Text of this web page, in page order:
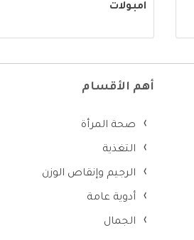
امبولات
أهم الأقسام
صحة المرأة
التغذية
الرجيم وإنقاص الوزن
أدوية عامة
الجمال